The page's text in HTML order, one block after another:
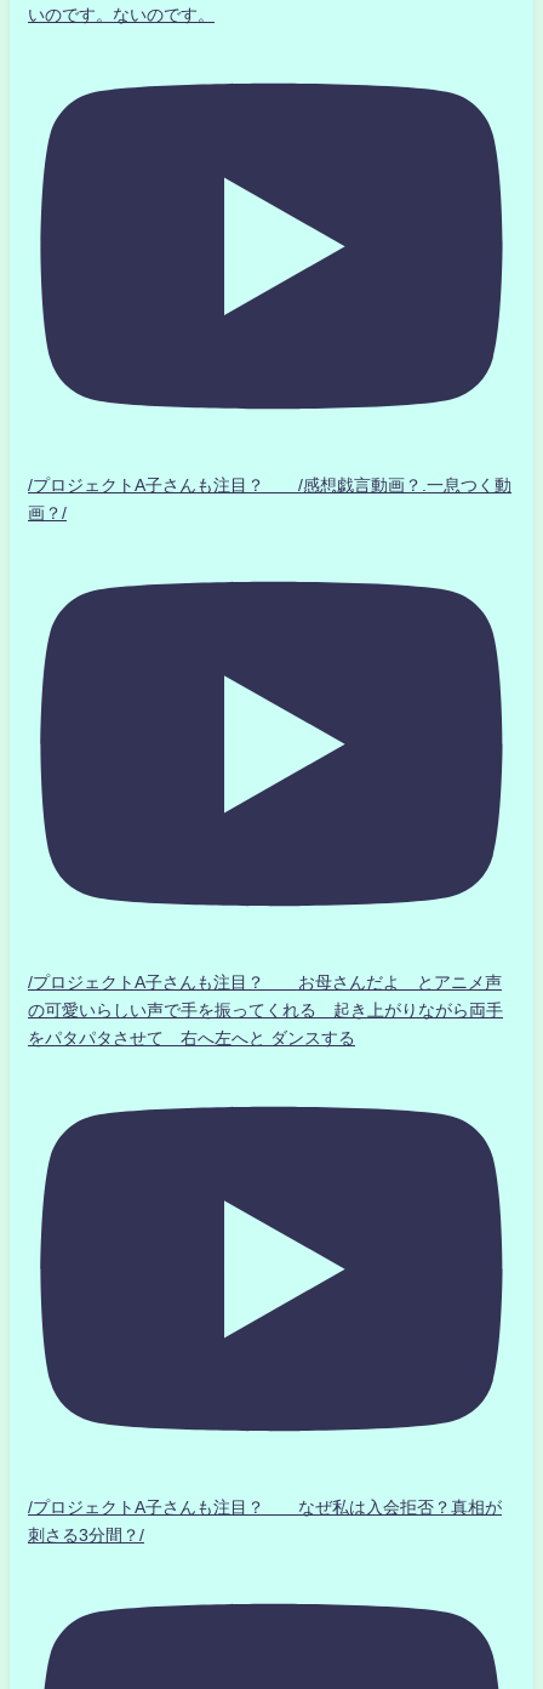
いのです。ないのです。
/プロジェクトA子さんも注目？ /感想戯言動画？.一息つく動
画？/
/プロジェクトA子さんも注目？ お母さんだよ とアニメ声
の可愛いらしい声で手を振ってくれる 起き上がりながら両手
をパタパタさせて 右へ左へと ダンスする
/プロジェクトA子さんも注目？ なぜ私は入会拒否？真相が
刺さる3分間？/